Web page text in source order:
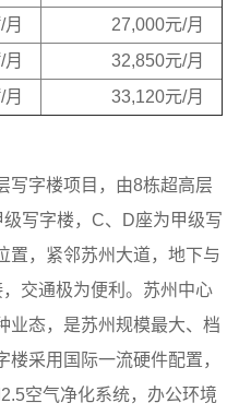
27,000元/月
32,850元/月
33,120元/月
写字楼项目，由8栋超高层
写字楼，C、D座为甲级写
置，紧邻苏州大道，地下与
交通极为便利。苏州中心
业态，是苏州规模最大、档
采用国际一流硬件配置，
空气净化系统，办公环境